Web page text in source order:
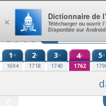
Aller au contenu
1re
1694
2e
1718
3e
1740
4e
1762
5e
×
Dictionnaire de
Télécharger ou ouvrir
Disponible sur